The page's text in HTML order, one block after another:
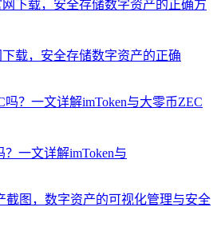
载，安全存储数字资产的正确
？一文详解imToken与